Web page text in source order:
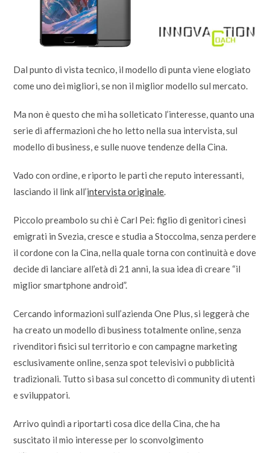
Dal punto di vista tecnico, il modello di punta viene elogiato
come uno dei migliori, se non il miglior modello sul mercato.
Ma non è questo che mi ha solleticato l’interesse, quanto una
serie di affermazioni che ho letto nella sua intervista, sul
modello di business, e sulle nuove tendenze della Cina.
Vado con ordine, e riporto le parti che reputo interessanti,
lasciando il link all’intervista originale.
Piccolo preambolo su chi è Carl Pei: figlio di genitori cinesi
emigrati in Svezia, cresce e studia a Stoccolma, senza perdere
il cordone con la Cina, nella quale torna con continuità e dove
decide di lanciare all’età di 21 anni, la sua idea di creare “il
miglior smartphone android”.
Cercando informazioni sull’azienda One Plus, si leggerà che
ha creato un modello di business totalmente online, senza
rivenditori fisici sul territorio e con campagne marketing
esclusivamente online, senza spot televisivi o pubblicità
tradizionali. Tutto si basa sul concetto di community di utenti
e sviluppatori.
Arrivo quindi a riportarti cosa dice della Cina, che ha
suscitato il mio interesse per lo sconvolgimento